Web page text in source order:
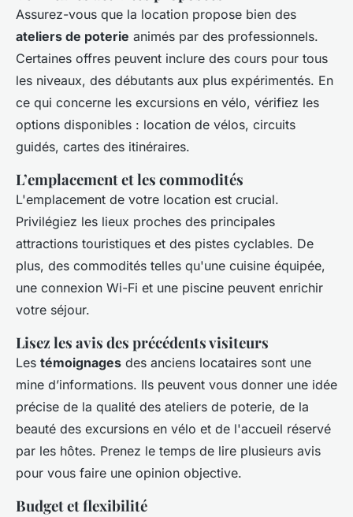
Assurez-vous que la location propose bien des
ateliers de poterie animés par des professionnels.
Certaines offres peuvent inclure des cours pour tous
les niveaux, des débutants aux plus expérimentés. En
ce qui concerne les excursions en vélo, vérifiez les
options disponibles : location de vélos, circuits
guidés, cartes des itinéraires.
L’emplacement et les commodités
L'emplacement de votre location est crucial.
Privilégiez les lieux proches des principales
attractions touristiques et des pistes cyclables. De
plus, des commodités telles qu'une cuisine équipée,
une connexion Wi-Fi et une piscine peuvent enrichir
votre séjour.
Lisez les avis des précédents visiteurs
Les témoignages des anciens locataires sont une
mine d’informations. Ils peuvent vous donner une idée
précise de la qualité des ateliers de poterie, de la
beauté des excursions en vélo et de l'accueil réservé
par les hôtes. Prenez le temps de lire plusieurs avis
pour vous faire une opinion objective.
Budget et flexibilité